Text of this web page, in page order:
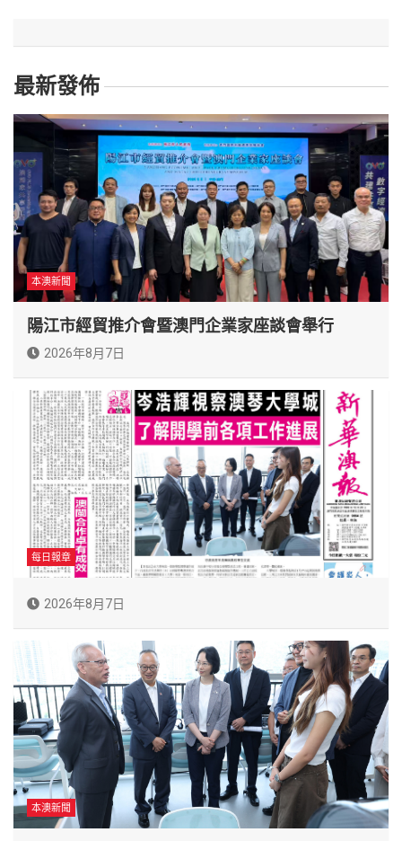
最新發佈
本澳新聞
陽江市經貿推介會暨澳門企業家座談會舉行
2026年8月7日
每日報章
2026年8月7日
本澳新聞